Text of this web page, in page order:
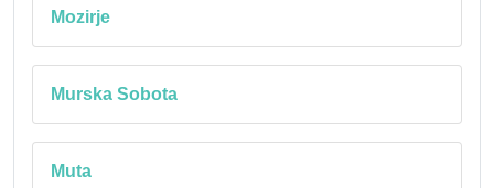
Mozirje
Murska Sobota
Muta